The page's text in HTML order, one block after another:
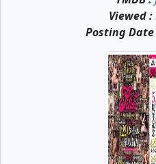
Viewed :
Posting Date